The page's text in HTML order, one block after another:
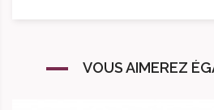
VOUS AIMEREZ